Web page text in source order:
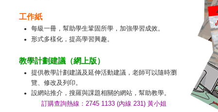
工作紙
● 每級一冊，幫助學生鞏固所學，加強學習成效。
● 形式多樣化，提高學習興趣。
教學計劃建議（網上版）
●
提供教學計劃建議及延伸活動建議，老師可以隨時瀏
覽、修改及列印。
●
設網站推介，搜羅與課題相關的網站，幫助教學。
訂購查詢熱線：2745 1133 (內線 231) 黃小姐